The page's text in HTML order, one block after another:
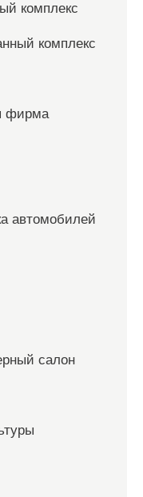
комплекс
комплекс
фирма
автомобилей
салон